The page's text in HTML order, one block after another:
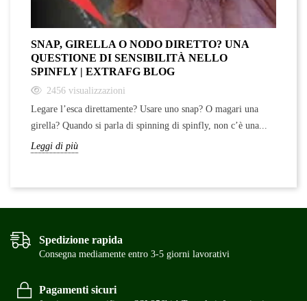
SNAP, GIRELLA O NODO DIRETTO? UNA
QUESTIONE DI SENSIBILITÀ NELLO
SPINFLY | EXTRAFG BLOG
2456 visualizzazioni
Legare l’esca direttamente? Usare uno snap? O magari una
girella? Quando si parla di spinning di spinfly, non c’è una...
Leggi di più
Spedizione rapida
Consegna mediamente entro 3-5 giorni lavorativi
Pagamenti sicuri